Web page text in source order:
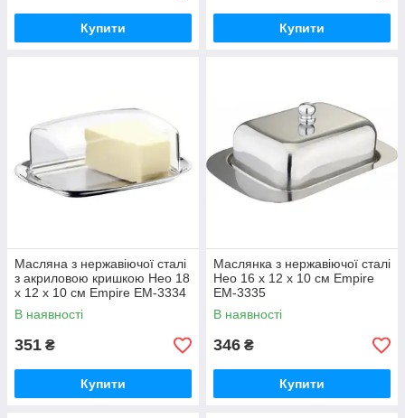
Купити Купити
Масляна з нержавіючої сталі
з акриловою кришкою Нео 18
х 12 х 10 см Empire EM-3334
В наявності
351 ₴
Купити
Маслянка з нержавіючої сталі
Нео 16 х 12 х 10 см Empire
EM-3335
В наявності
346 ₴
Купити